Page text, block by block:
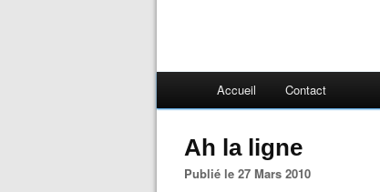
Accueil Contact
Ah la ligne
Publié le 27 Mars 2010